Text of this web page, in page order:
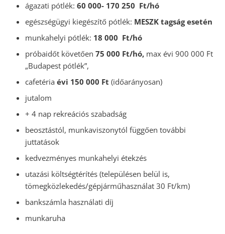
ágazati pótlék: 60 000- 170 250 Ft/hó
egészségügyi kiegészítő pótlék: MESZK tagság esetén
munkahelyi pótlék: 18 000 Ft/hó
próbaidőt követően 75 000 Ft/hó, max évi 900 000 Ft
„Budapest pótlék”,
cafetéria évi 150 000 Ft (időarányosan)
jutalom
+ 4 nap rekreációs szabadság
beosztástól, munkaviszonytól függően további
juttatások
kedvezményes munkahelyi étekzés
utazási költségtérítés (településen belül is,
tömegközlekedés/gépjárműhasználat 30 Ft/km)
bankszámla használati díj
munkaruha